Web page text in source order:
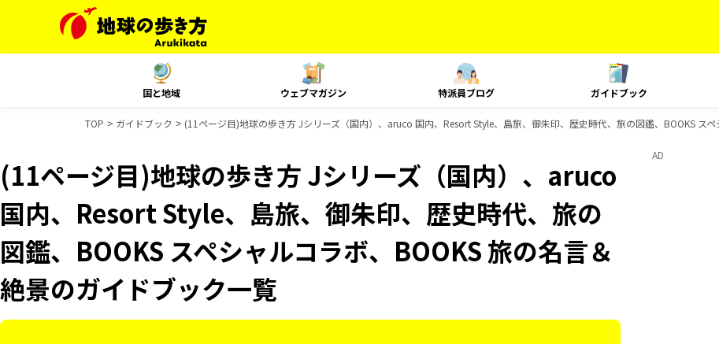
国と地域 ウェブマガジン 特派員ブログ ガイドブック
TOP ガイドブック (11ページ目)地球の歩き方 Jシリーズ（国内）、aruco 国内、Resort Style、島旅、御朱印、歴史時代、旅の図鑑、BOOKS ス
(11ページ目)地球の歩き方 Jシリーズ（国内）、aruco
国内、Resort Style、島旅、御朱印、歴史時代、旅の
図鑑、BOOKS スペシャルコラボ、BOOKS 旅の名言＆
絶景のガイドブック一覧
AD